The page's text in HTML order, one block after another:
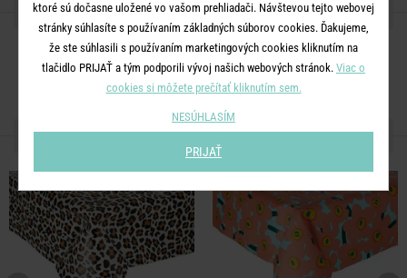
ZDIEĽAJTE S PRIATEĽMI
ĎALŠIE PRODUKTY ZO SÉRIE
ktoré sú dočasne uložené vo vašom prehliadači. Návštevou tejto webovej
stránky súhlasíte s používaním základných súborov cookies. Ďakujeme,
že ste súhlasili s používaním marketingových cookies kliknutím na
tlačidlo PRIJAŤ a tým podporili vývoj našich webových stránok. Viac o
cookies si môžete prečítať kliknutím sem.
NESÚHLASÍM
PRIJAŤ